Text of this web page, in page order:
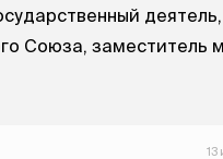
Союза, заместитель
13